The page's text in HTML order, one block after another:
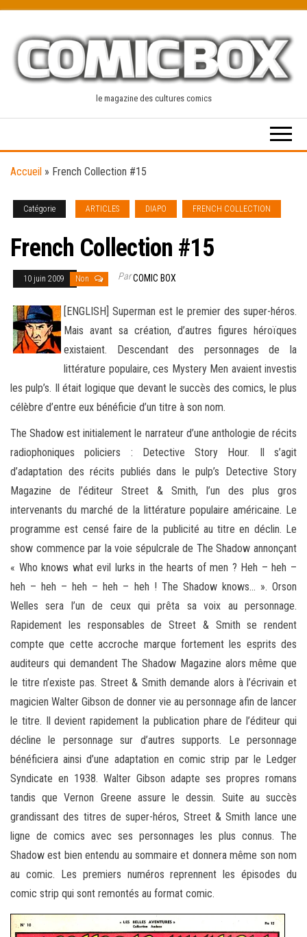
content
le magazine des cultures comics
Accueil » French Collection #15
Catégorie ARTICLES DIAPO FRENCH COLLECTION
French Collection #15
10 juin 2009 Non ParCOMIC BOX
[ENGLISH] Superman est le premier des super-héros.
Mais avant sa création, d’autres figures héroïques
existaient. Descendant des personnages de la
littérature populaire, ces Mystery Men avaient investis
les pulp’s. Il était logique que devant le succès des comics, le plus
célèbre d’entre eux bénéficie d’un titre à son nom.
The Shadow est initialement le narrateur d’une anthologie de récits
radiophoniques policiers : Detective Story Hour. Il s’agit
d’adaptation des récits publiés dans le pulp’s Detective Story
Magazine de l’éditeur Street & Smith, l’un des plus gros
intervenants du marché de la littérature populaire américaine. Le
programme est censé faire de la publicité au titre en déclin. Le
show commence par la voie sépulcrale de The Shadow annonçant
« Who knows what evil lurks in the hearts of men ? Heh – heh –
heh – heh – heh – heh – heh ! The Shadow knows… ». Orson
Welles sera l’un de ceux qui prêta sa voix au personnage.
Rapidement les responsables de Street & Smith se rendent
compte que cette accroche marque fortement les esprits des
auditeurs qui demandent The Shadow Magazine alors même que
le titre n’existe pas. Street & Smith demande alors à l’écrivain et
magicien Walter Gibson de donner vie au personnage afin de lancer
le titre. Il devient rapidement la publication phare de l’éditeur qui
décline le personnage sur d’autres supports. Le personnage
bénéficiera ainsi d’une adaptation en comic strip par le Ledger
Syndicate en 1938. Walter Gibson adapte ses propres romans
tandis que Vernon Greene assure le dessin. Suite au succès
grandissant des titres de super-héros, Street & Smith lance une
ligne de comics avec ses personnages les plus connus. The
Shadow est bien entendu au sommaire et donnera même son nom
au comic. Les premiers numéros reprennent les épisodes du
comic strip qui sont remontés au format comic.